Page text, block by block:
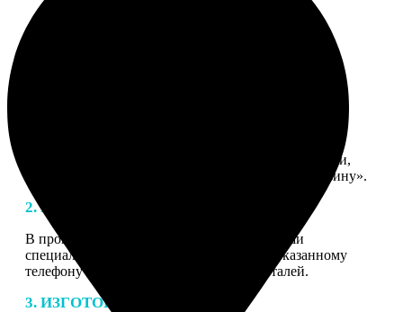
Нажмите «Сделать заказ», выберите тип продукции,
загрузите фотографии, нажмите «Добавить в корзину».
2. МАКЕТ
В процессе подготовки заказа к печати наши
специалисты могут связаться с Вами по указанному
телефону или email для согласования деталей.
3. ИЗГОТОВЛЕНИЕ